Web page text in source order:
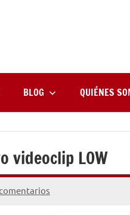
BLOG QUIÉNES
videoclip LOW